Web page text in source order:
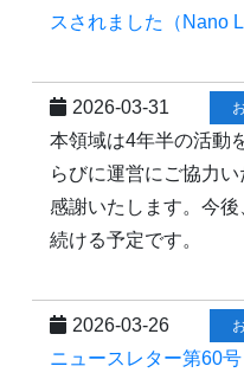
スされました（Nano
2026-03-31
本領域は4年半の活動
らびに運営にご協力
感謝いたします。今
続ける予定です。
2026-03-26
ニュースレター第60